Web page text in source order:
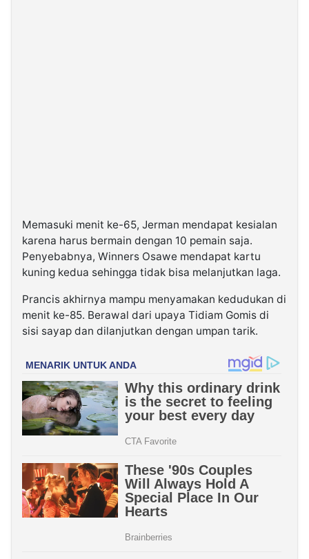
Memasuki menit ke-65, Jerman mendapat kesialan
karena harus bermain dengan 10 pemain saja.
Penyebabnya, Winners Osawe mendapat kartu
kuning kedua sehingga tidak bisa melanjutkan laga.
Prancis akhirnya mampu menyamakan kedudukan di
menit ke-85. Berawal dari upaya Tidiam Gomis di
sisi sayap dan dilanjutkan dengan umpan tarik.